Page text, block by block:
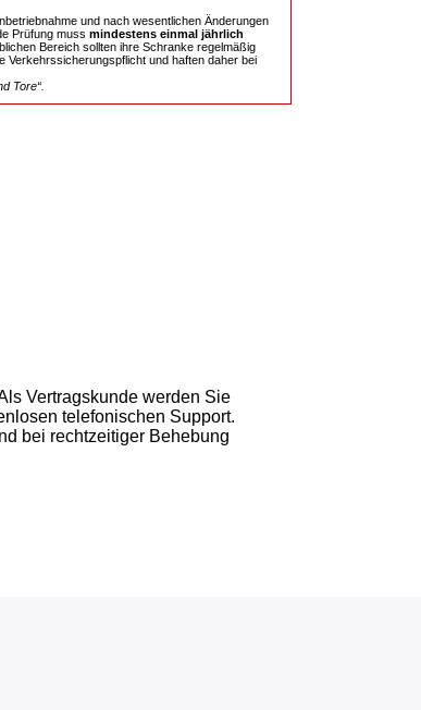
und nach wesentlichen Änderungen
Prüfung muss mindestens einmal jährlich
Bereich sollten ihre Schranke regelmäßig
Verkehrssicherungspflicht und haften daher bei
Tore“.
Vertragskunde werden Sie
telefonischen Support.
bei rechtzeitiger Behebung